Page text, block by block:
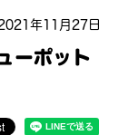
年11月27日
ーポット